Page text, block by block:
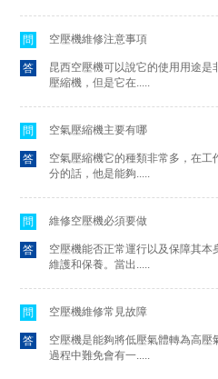
問 空壓機維修注意事項
答
昆西空壓機可以說它的使用用途
壓縮機，但是它在.....
問 空氣壓縮機主要有哪
答
空氣壓縮機它的種類非常多，在工
分的話，他是能夠.....
問 維修空壓機必須要做
答
空壓機能否正常運行以及保障其
維護和保養。當出.....
問 空壓機維修常見故障
答
空壓機是能夠將低壓氣體轉為高壓
過程中難免會有一.....